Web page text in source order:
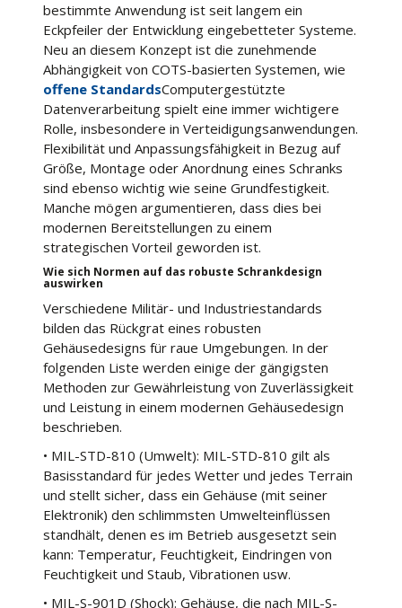
bestimmte Anwendung ist seit langem ein
Eckpfeiler der Entwicklung eingebetteter Systeme.
Neu an diesem Konzept ist die zunehmende
Abhängigkeit von COTS-basierten Systemen, wie
offene StandardsComputergestützte
Datenverarbeitung spielt eine immer wichtigere
Rolle, insbesondere in Verteidigungsanwendungen.
Flexibilität und Anpassungsfähigkeit in Bezug auf
Größe, Montage oder Anordnung eines Schranks
sind ebenso wichtig wie seine Grundfestigkeit.
Manche mögen argumentieren, dass dies bei
modernen Bereitstellungen zu einem
strategischen Vorteil geworden ist.
Wie sich Normen auf das robuste Schrankdesign
auswirken
Verschiedene Militär- und Industriestandards
bilden das Rückgrat eines robusten
Gehäusedesigns für raue Umgebungen. In der
folgenden Liste werden einige der gängigsten
Methoden zur Gewährleistung von Zuverlässigkeit
und Leistung in einem modernen Gehäusedesign
beschrieben.
• MIL-STD-810 (Umwelt): MIL-STD-810 gilt als
Basisstandard für jedes Wetter und jedes Terrain
und stellt sicher, dass ein Gehäuse (mit seiner
Elektronik) den schlimmsten Umwelteinflüssen
standhält, denen es im Betrieb ausgesetzt sein
kann: Temperatur, Feuchtigkeit, Eindringen von
Feuchtigkeit und Staub, Vibrationen usw.
• MIL-S-901D (Shock): Gehäuse, die nach MIL-S-